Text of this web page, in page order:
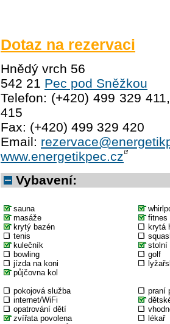
Dotaz na rezervaci
Hnědý vrch 56
542 21 Pec pod Sněžkou
Telefon: (+420) 499 329
415
Fax: (+420) 499 329 420
Email:
www.energetikpec.cz
Vybavení:
sauna
masáže
fitnes
krytý bazén
krytá
tenis
kulečník
stolní
bowling
golf
jízda na koni
půjčovna kol
pokojová služba
praní
internet/WiFi
opatrování dětí
zvířata povolena
lékař